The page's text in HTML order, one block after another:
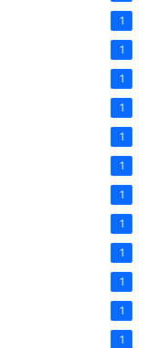
1
1
1
1
1
1
1
1
1
1
1
1